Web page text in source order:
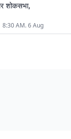
शोकसभा,
8:30 AM. 6 Aug